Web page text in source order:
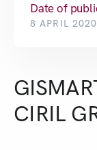
Date of
8 APRIL 2020
CIRIL